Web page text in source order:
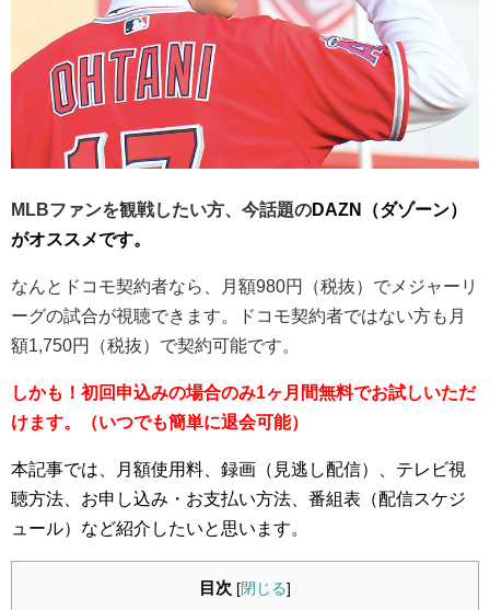
MLBファンを観戦したい方、今話題のDAZN（ダゾーン）
がオススメです。
なんとドコモ契約者なら、月額980円（税抜）でメジャーリ
ーグの試合が視聴できます。
ドコモ契約者ではない方も月
額1,750円（税抜）で契約可能です。
しかも！初回申込みの場合のみ1ヶ月間無料でお試しいただ
けます。（いつでも簡単に退会可能）
本記事では、月額使用料、録画（見逃し配信）、テレビ視
聴方法、お申し込み・お支払い方法、番組表（配信スケジ
ュール）など紹介したいと思います。
目次 [閉じる]